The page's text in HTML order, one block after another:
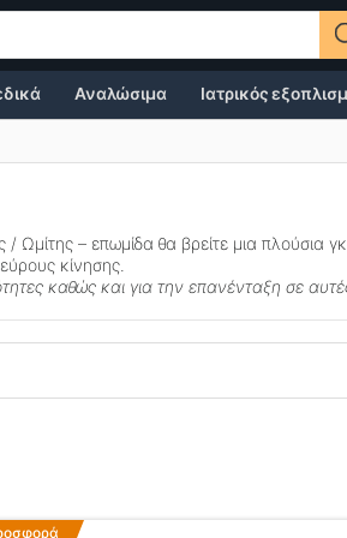
Αναλώσιμα Ιατρικός
Ωμίτης – επωμίδα θα βρείτε μια πλούσια
κίνησης.
καθώς και για την επανένταξη σε